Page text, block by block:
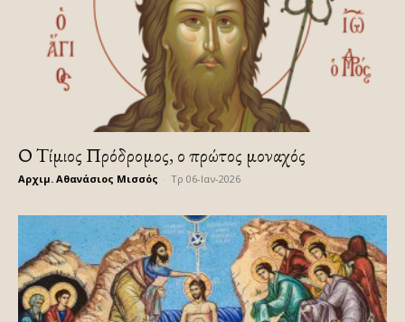
Ο Τίμιος Πρόδρομος, ο πρώτος μοναχός
Αρχιμ. Αθανάσιος Μισσός Τρ 06-Ιαν-2026